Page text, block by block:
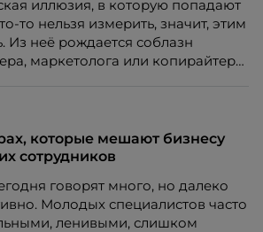
в фактор, который
HR-бренд работодателя.
иллюзия, в которую попадают
то нельзя измерить, значит, этим
Из неё рождается соблазн
маркетолога или копирайтера
так мы измеряем не ценность,
работа — это тот редкий
и результат могут не
которые мешают бизнесу
сотрудников
говорят много, но далеко
Молодых специалистов часто
ленивыми, слишком